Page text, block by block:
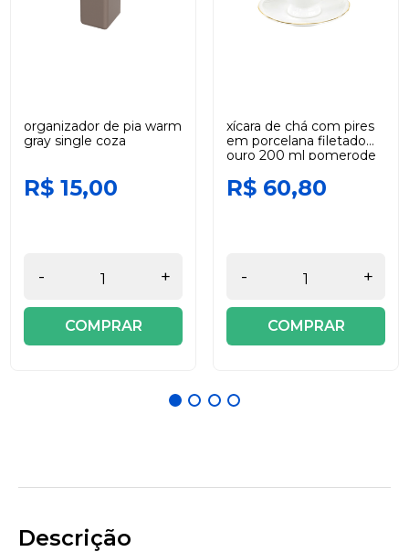
organizador de pia warm
gray single coza
R$ 15,00
- +
COMPRAR
xícara de chá com pires
em porcelana filetado
ouro 200 ml pomerode
R$ 60,80
- +
COMPRAR
Descrição